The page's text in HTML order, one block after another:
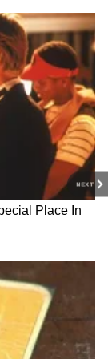
NEXT
ठाणेमधून
परभणी-
निश्चित
चतुर्वेदी,
एका नावावर
दोन
सिंधुदुर्ग
निश्चित
काकडे